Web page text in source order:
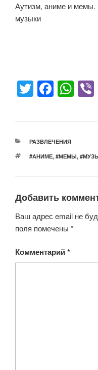
Аутизм, аниме и мемы.
музыки
T
er
F
e
b
k
W
A
РУБРИКИ
РАЗВЛЕЧЕНИЯ
МЕТКИ
#АНИМЕ, #МЕМЫ,
Добавить
Ваш адрес email не
поля помечены *
Комментарий*